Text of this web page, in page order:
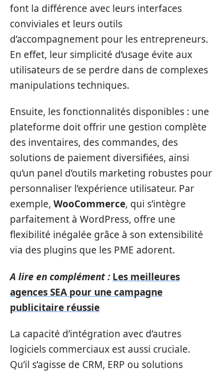
font la différence avec leurs interfaces
conviviales et leurs outils
d’accompagnement pour les entrepreneurs.
En effet, leur simplicité d’usage évite aux
utilisateurs de se perdre dans de complexes
manipulations techniques.
Ensuite, les fonctionnalités disponibles : une
plateforme doit offrir une gestion complète
des inventaires, des commandes, des
solutions de paiement diversifiées, ainsi
qu’un panel d’outils marketing robustes pour
personnaliser l’expérience utilisateur. Par
exemple, WooCommerce, qui s’intègre
parfaitement à WordPress, offre une
flexibilité inégalée grâce à son extensibilité
via des plugins que les PME adorent.
A lire en complément : Les meilleures
agences SEA pour une campagne
publicitaire réussie
La capacité d’intégration avec d’autres
logiciels commerciaux est aussi cruciale.
Qu’il s’agisse de CRM, ERP ou solutions